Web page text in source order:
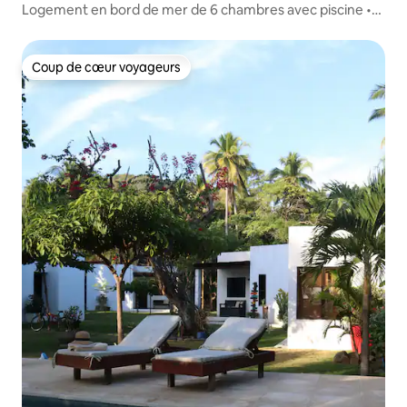
Logement en bord de mer de 6 chambres avec piscine •
Coup de cœur voyageurs
Coup de cœur voyageurs